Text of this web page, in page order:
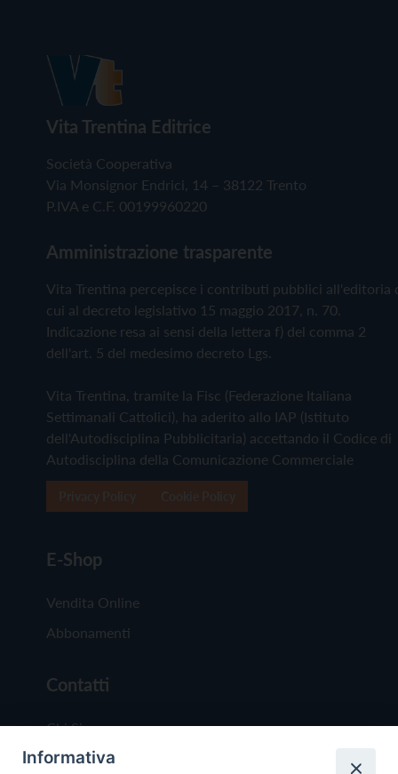
Vita Trentina Editrice
Società Cooperativa
Via Monsignor Endrici, 14 – 38122 Trento
P.IVA e C.F. 00199960220
Amministrazione trasparente
Vita Trentina percepisce i contributi pubblici all'editoria
cui al decreto legislativo 15 maggio 2017, n. 70.
Indicazione resa ai sensi della lettera f) del comma 2
dell'art. 5 del medesimo decreto Lgs.
Vita Trentina, tramite la Fisc (Federazione Italiana
Settimanali Cattolici), ha aderito allo IAP (Istituto
dell'Autodisciplina Pubblicitaria) accettando il Codice di
Autodisciplina della Comunicazione Commerciale
E-Shop
Vendita Online
Abbonamenti
Contatti
Chi Siamo
Redazione
Informativa